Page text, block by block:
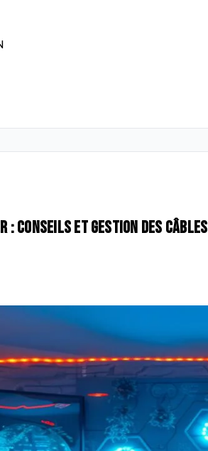
: conseils et gestion des câbles